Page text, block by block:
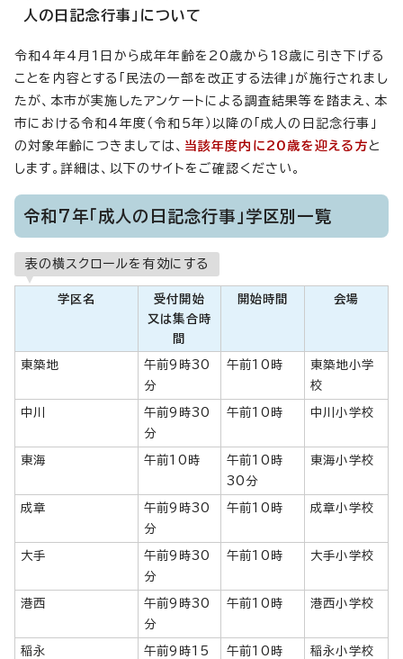
人の日記念行事」について
令和4年4月1日から成年年齢を20歳から18歳に引き下げる
ことを内容とする「民法の一部を改正する法律」が施行されまし
たが、本市が実施したアンケートによる調査結果等を踏まえ、本
市における令和4年度（令和5年）以降の「成人の日記念行事」
の対象年齢につきましては、 当該年度内に20歳を迎える方 と
します。詳細は、以下のサイトをご確認ください。
令和7年「成人の日記念行事」学区別一覧
表の横スクロールを有効にする
学区名
受付開始
又は集合時
間
開始時間 会場
東築地
午前9時30
分
午前10時
東築地小学
校
中川
午前9時30
分
午前10時 中川小学校
東海 午前10時
午前10時
30分
東海小学校
成章
午前9時30
分
午前10時 成章小学校
大手
午前9時30
分
午前10時 大手小学校
港西
午前9時30
分
午前10時 港西小学校
稲永
午前9時15
午前10時 稲永小学校